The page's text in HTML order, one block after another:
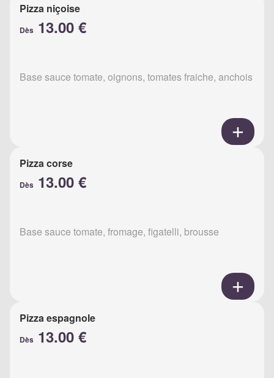
Pizza niçoise
Dès 13.00 €
Base sauce tomate, oignons, tomates fraiche, anchois
Pizza corse
Dès 13.00 €
Base sauce tomate, fromage, figatelli, brousse
Pizza espagnole
Dès 13.00 €